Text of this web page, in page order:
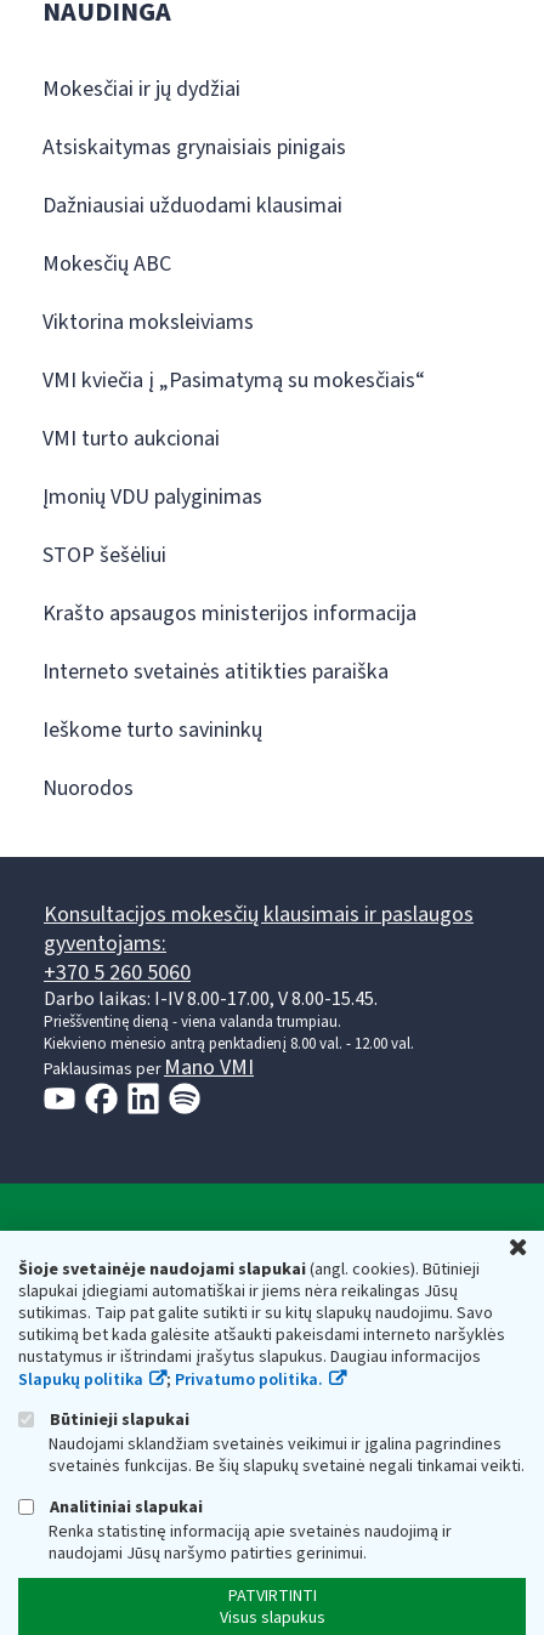
Šioje svetainėje naudojami slapukai(angl. cookies). Būtinieji
slapukai įdiegiami automatiškai ir jiems nėra reikalingas Jūsų
sutikimas. Taip pat galite sutikti ir su kitų slapukų naudojimu. Savo
sutikimą bet kada galėsite atšaukti pakeisdami interneto naršyklės
nustatymus ir ištrindami įrašytus slapukus. Daugiau informacijos
Slapukų politika
; Privatumo politika.
Būtinieji slapukai
Naudojami sklandžiam svetainės veikimui ir įgalina pagrindines
svetainės funkcijas. Be šių slapukų svetainė negali tinkamai veikti.
Analitiniai slapukai
Renka statistinę informaciją apie svetainės naudojimą ir
naudojami Jūsų naršymo patirties gerinimui.
PATVIRTINTI
Visus slapukus
NAUDINGA
Mokesčiai ir jų dydžiai
Atsiskaitymas grynaisiais pinigais
Dažniausiai užduodami klausimai
Mokesčių ABC
Viktorina moksleiviams
VMI kviečia į „Pasimatymą su mokesčiais“
VMI turto aukcionai
Įmonių VDU palyginimas
STOP šešėliui
Krašto apsaugos ministerijos informacija
Interneto svetainės atitikties paraiška
Ieškome turto savininkų
Nuorodos
Konsultacijos mokesčių klausimais ir paslaugos
gyventojams:
+370 5 260 5060
Darbo laikas: I-IV 8.00-17.00, V 8.00-15.45.
Prieššventinę dieną - viena valanda trumpiau.
Kiekvieno mėnesio antrą penktadienį 8.00 val. - 12.00 val.
Paklausimas per Mano VMI
Respublikos finansų ministerijos
Biudžetinė įstaiga. Juridinio asmens kodas — 188659752,
adresas: Vasario 16-osios g. 14, 01107 Vilnius, Lietuva, el.paštas:
vmi@vmi.lt, E. pristatymo dėžutės adresas 188659752
Duomenys apie Valstybinę mokesčių inspekciją prie Lietuvos
Respublikos finansų ministerijos kaupiami ir saugomi Juridinių